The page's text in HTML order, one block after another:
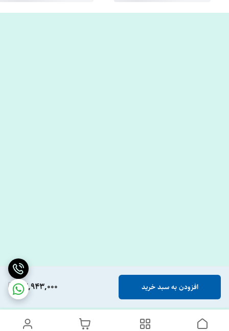
32,943,000 افزودن به سبد خرید